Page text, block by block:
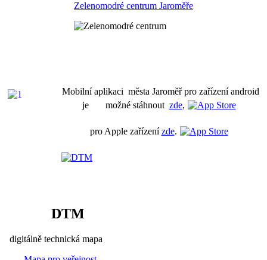
Zelenomodré centrum Jaroměře
Mobilní aplikaci města Jaroměř pro zařízení android
je možné stáhnout zde,
pro Apple zařízenízde.
DTM
digitálně technická mapa